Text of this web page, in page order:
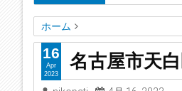
ホーム
LGS工事
SPI 愛知県 企業
名古屋市天白区の内装仕上工
名古屋市天
16
Apr
2023